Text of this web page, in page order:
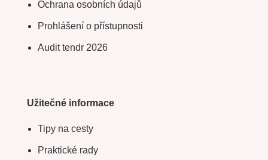
Ochrana osobních údajů
Prohlášení o přístupnosti
Audit tendr 2026
Užitečné informace
Tipy na cesty
Praktické rady